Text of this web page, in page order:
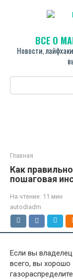
ВСЁ О
Новости,
Поиск:
Главная
Как
пошаговая
На чтение: 11 мин
autodiadm
Если вы
всего, вы хорошо